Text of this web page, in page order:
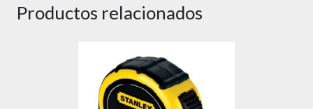
Productos relacionados